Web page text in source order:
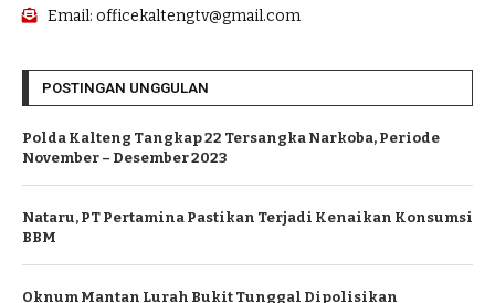
Email: officekaltengtv@gmail.com
POSTINGAN UNGGULAN
Polda Kalteng Tangkap 22 Tersangka Narkoba, Periode
November – Desember 2023
Nataru, PT Pertamina Pastikan Terjadi Kenaikan Konsumsi
BBM
Oknum Mantan Lurah Bukit Tunggal Dipolisikan